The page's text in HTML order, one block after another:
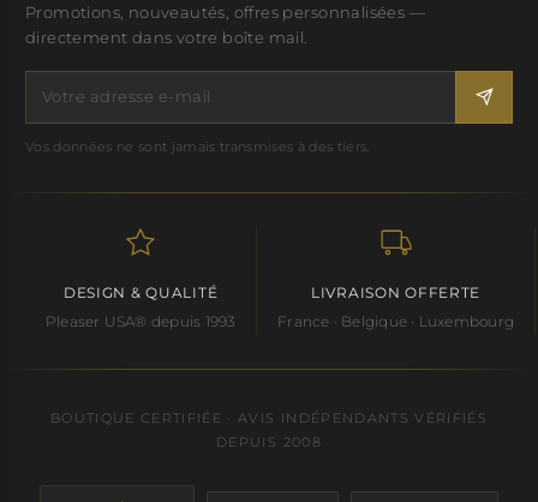
Promotions, nouveautés, offres personnalisées —
directement dans votre boîte mail.
Vos données ne sont jamais transmises à des tiers.
DESIGN & QUALITÉ
Pleaser USA® depuis 1993
LIVRAISON OFFERTE
France · Belgique · Luxembourg
BOUTIQUE CERTIFIÉE · AVIS INDÉPENDANTS VÉRIFIÉS
DEPUIS 2008